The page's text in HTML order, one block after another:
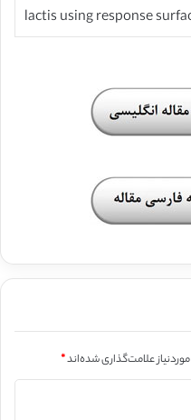
lactis using response
علامت‌گذاری شده‌اند*